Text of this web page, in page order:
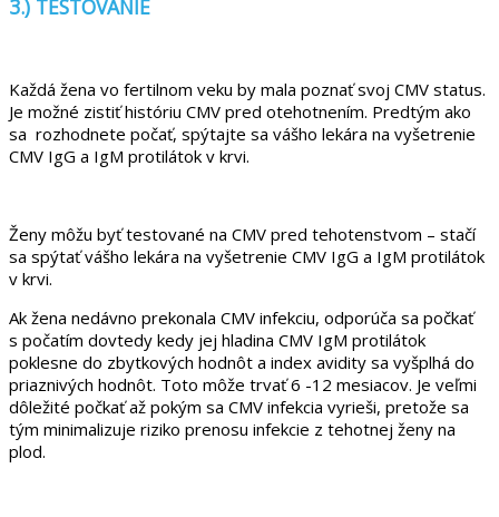
3.) TESTOVANIE
Každá žena vo fertilnom veku by mala poznať svoj CMV status.
Je možné zistiť históriu CMV pred otehotnením. Predtým ako
sa rozhodnete počať, spýtajte sa vášho lekára na vyšetrenie
CMV IgG a IgM protilátok v krvi.
Ženy môžu byť testované na CMV pred tehotenstvom – stačí
sa spýtať vášho lekára na vyšetrenie CMV IgG a IgM protilátok
v krvi.
Ak žena nedávno prekonala CMV infekciu, odporúča sa počkať
s počatím dovtedy kedy jej hladina CMV IgM protilátok
poklesne do zbytkových hodnôt a index avidity sa vyšplhá do
priaznivých hodnôt. Toto môže trvať 6 -12 mesiacov. Je veľmi
dôležité počkať až pokým sa CMV infekcia vyrieši, pretože sa
tým minimalizuje riziko prenosu infekcie z tehotnej ženy na
plod.